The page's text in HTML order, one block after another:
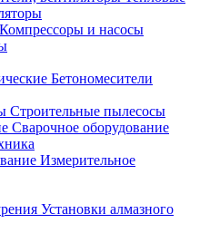
Компрессоры и насосы
Бетономесители
Строительные пылесосы
Сварочное оборудование
Измерительное
Установки алмазного